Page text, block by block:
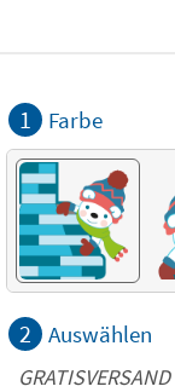
1 Farbe
2 Auswählen